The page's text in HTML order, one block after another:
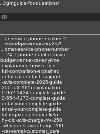
for-questions/
service-phone-number-2
budget-rent-a-car-24-7
service-phone-number
24-7-phone-number-inside
rent-a-car-anytime
how-to-fix-it
comparison-explained
car-contact_support
avis-complete-2025-guide
full-2025-explanation
962-1434-complete-guide
654-4173-complete-guide
your-complete-guide
your-complete-guide
require-customer-help
did-avis-charge-me-250
why-does-avis-charge-200
car-rental-customer_care